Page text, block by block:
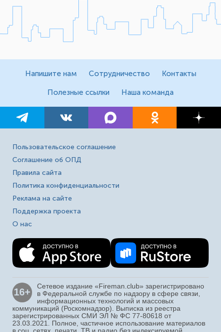
Напишите нам Сотрудничество Контакты
Полезные ссылки Наша команда
Пользовательское соглашение
Соглашение об ОПД
Правила сайта
Политика конфиденциальности
Реклама на сайте
Поддержка проекта
О нас
16+
Сетевое издание «Fireman.club» зарегистрировано
в Федеральной службе по надзору в сфере связи,
информационных технологий и массовых
коммуникаций (Роскомнадзор). Выписка из реестра
зарегистрированных СМИ ЭЛ № ФС 77-80618 от
23.03.2021. Полное, частичное использование материалов